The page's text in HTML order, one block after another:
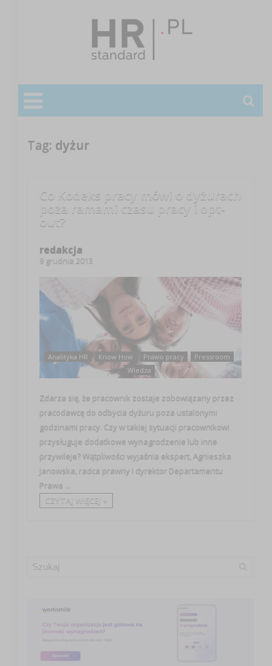
Tag: dyżur
Co Kodeks pracy mówi o dyżurach
poza ramami czasu pracy i opt-
out?
redakcja
9 grudnia 2013
Analityka HR Know How Prawo pracy
Pressroom
Wiedza
Zdarza się, że pracownik zostaje zobowiązany przez
pracodawcę do odbycia dyżuru poza ustalonymi
godzinami pracy. Czy w takiej sytuacji pracownikowi
przysługuje dodatkowe wynagrodzenie lub inne
przywileje? Wątpliwości wyjaśnia ekspert, Agnieszka
Janowska, radca prawny i dyrektor Departamentu
Prawa ...
CZYTAJ WIĘCEJ +